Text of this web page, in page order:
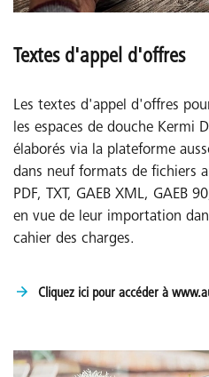
Textes d'appel d'offres
Les textes d'appel d'offres
les espaces de douche Kermi
élaborés via la plateforme
dans neuf formats de fichiers
PDF, TXT, GAEB XML, GAEB
en vue de leur importation
cahier des charges.
Cliquez ici pour accéder à